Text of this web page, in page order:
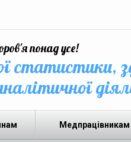
понад усе!
Медпрацівникам